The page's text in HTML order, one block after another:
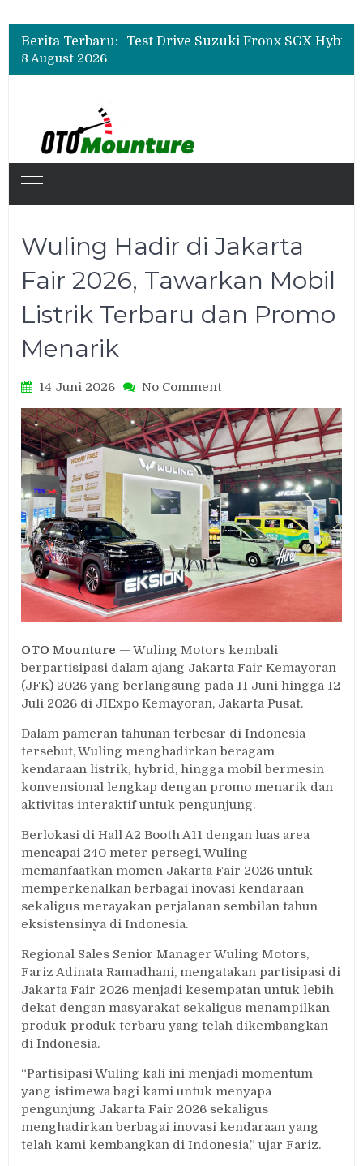
Berita Terbaru:
Test Drive Suzuki Fronx SGX Hybrid Kuro di GIIAS 2026, Peserta Soroti Desain Sporty dan DVR
Leapmotor Mulai Perakitan Lokal di Indonesia, B10 dan C10 Jadi Model Perdana
8 August 2026
Wuling Hadir di Jakarta
Fair 2026, Tawarkan Mobil
Listrik Terbaru dan Promo
Menarik
14 Juni 2026 No Commenton
Hadir
di
Jakarta
Fair
2026,
Tawarkan
Mobil
Listrik
Terbaru
dan
Promo
OTO Mounture — Wuling Motors kembali
berpartisipasi dalam ajang Jakarta Fair Kemayoran
(JFK) 2026 yang berlangsung pada 11 Juni hingga 12
Juli 2026 di JIExpo Kemayoran, Jakarta Pusat.
Dalam pameran tahunan terbesar di Indonesia
tersebut, Wuling menghadirkan beragam
kendaraan listrik, hybrid, hingga mobil bermesin
konvensional lengkap dengan promo menarik dan
aktivitas interaktif untuk pengunjung.
Berlokasi di Hall A2 Booth A11 dengan luas area
mencapai 240 meter persegi, Wuling
memanfaatkan momen Jakarta Fair 2026 untuk
memperkenalkan berbagai inovasi kendaraan
sekaligus merayakan perjalanan sembilan tahun
eksistensinya di Indonesia.
Regional Sales Senior Manager Wuling Motors,
Fariz Adinata Ramadhani, mengatakan partisipasi di
Jakarta Fair 2026 menjadi kesempatan untuk lebih
dekat dengan masyarakat sekaligus menampilkan
produk-produk terbaru yang telah dikembangkan
di Indonesia.
“Partisipasi Wuling kali ini menjadi momentum
yang istimewa bagi kami untuk menyapa
pengunjung Jakarta Fair 2026 sekaligus
menghadirkan berbagai inovasi kendaraan yang
telah kami kembangkan di Indonesia,” ujar Fariz.